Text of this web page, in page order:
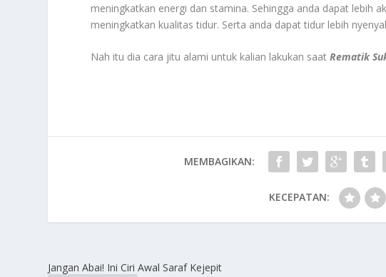
meningkatkan energi dan stamina. Sehingga anda dapat lebih
meningkatkan kualitas tidur. Serta anda dapat tidur lebih
Nah itu dia cara jitu alami untuk kalian lakukan saatRematik
MEMBAGIKAN:
KECEPATAN:
Jangan Abai! Ini Ciri Awal Saraf Kejepit